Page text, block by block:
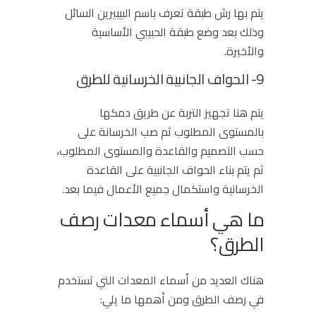
يتم بها رش طبقة تعرف باسم البيبيرين السائل
وذلك بعد وضع طبقة الحبيبي الأساسية
والأخيرة.
9- الحواف الجانبية الخرسانية للطرق
يتم هنا تجهيز التربة عن طريق دمكها
بالمستوى المطلوب ثم صب الخرسانة على
حسب التصميم والقاعدة والمستوى المطلوب،
ثم يتم بناء الحواف الجانبية على القاعدة
الخرسانية واستكمال جميع الأعمال فيما بعد.
ما هي أسماء معدات رصف
الطرق؟
هناك العديد من أسماء المعدات التي تستخدم
في رصف الطرق ومن أهمها ما يلي: